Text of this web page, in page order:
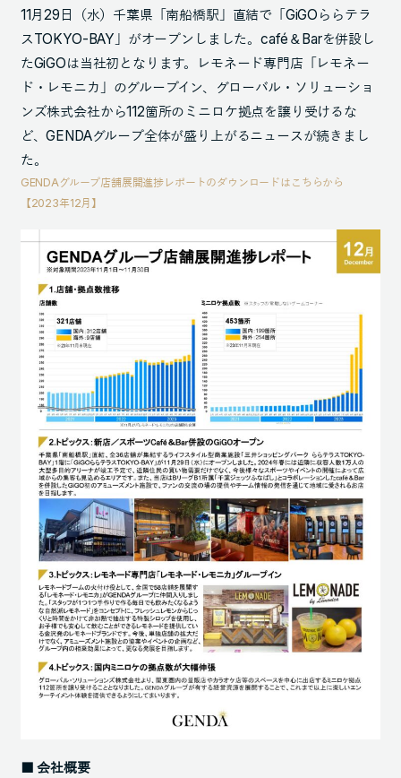
11月29日（水）千葉県「南船橋駅」直結で「GiGOららテラ
スTOKYO-BAY」がオープンしました。café＆Barを併設し
たGiGOは当社初となります。レモネード専門店「レモネー
ド・レモニカ」のグループイン、グローバル・ソリューショ
ンズ株式会社から112箇所のミニロケ拠点を譲り受けるな
ど、GENDAグループ全体が盛り上がるニュースが続きまし
た。
GENDAグループ店舗展開進捗レポートのダウンロードはこちらから
【2023年12月】
■ 会社概要